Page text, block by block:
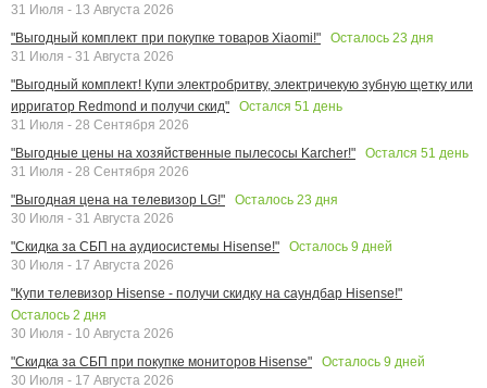
31 Июля - 13 Августа 2026
"Выгодный комплект при покупке товаров Xiaomi!"
Осталось 23 дня
31 Июля - 31 Августа 2026
"Выгодный комплект! Купи электробритву, электричекую зубную щетку или
ирригатор Redmond и получи скид"
Остался 51 день
31 Июля - 28 Сентября 2026
"Выгодные цены на хозяйственные пылесосы Karcher!"
Остался 51 день
31 Июля - 28 Сентября 2026
"Выгодная цена на телевизор LG!"
Осталось 23 дня
30 Июля - 31 Августа 2026
"Скидка за СБП на аудиосистемы Hisense!"
Осталось 9 дней
30 Июля - 17 Августа 2026
"Купи телевизор Hisense - получи скидку на саундбар Hisense!"
Осталось 2 дня
30 Июля - 10 Августа 2026
"Скидка за СБП при покупке мониторов Hisense"
Осталось 9 дней
30 Июля - 17 Августа 2026